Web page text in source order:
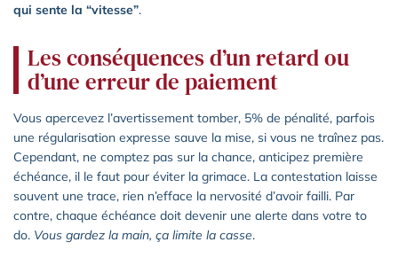
qui sente la “vitesse”.
Les conséquences d’un retard ou
d’une erreur de paiement
Vous apercevez l’avertissement tomber, 5% de pénalité, parfois
une régularisation expresse sauve la mise, si vous ne traînez pas.
Cependant, ne comptez pas sur la chance, anticipez première
échéance, il le faut pour éviter la grimace. La contestation laisse
souvent une trace, rien n’efface la nervosité d’avoir failli. Par
contre, chaque échéance doit devenir une alerte dans votre to
do. Vous gardez la main, ça limite la casse.